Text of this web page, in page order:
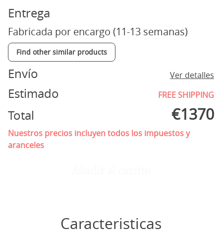
Entrega
Fabricada por encargo (11-13 semanas)
Find other similar products
Envío Ver detalles
Estimado FREE SHIPPING
Total €1370
Nuestros precios incluyen todos los impuestos y
aranceles
Caracteristicas